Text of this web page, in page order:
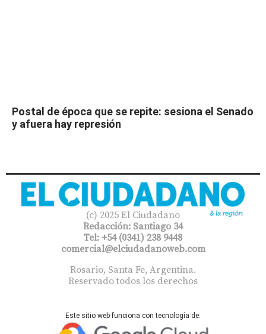
Postal de época que se repite: sesiona el Senado
y afuera hay represión
(c) 2025 El Ciudadano
Redacción: Santiago 34
Tel: +54 (0341) 238 9448
comercial@elciudadanoweb.com​
Rosario, Santa Fe, Argentina.
Reservado todos los derechos
Este sitio web funciona con tecnología de: